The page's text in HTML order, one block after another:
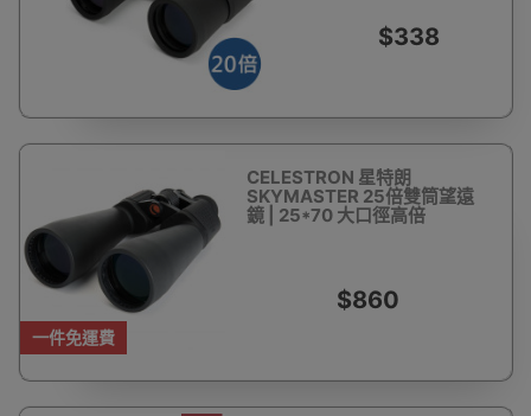
$338
一件免運費
CELESTRON 星特朗
SKYMASTER 25倍雙筒望遠
鏡 | 25*70 大口徑高倍
$860